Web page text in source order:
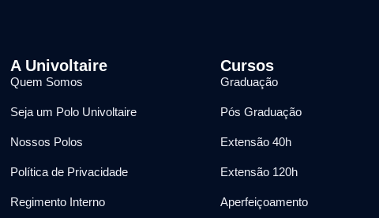
A Univoltaire
Quem Somos
Seja um Polo Univoltaire
Nossos Polos
Política de Privacidade
Regimento Interno
Cursos
Graduação
Pós Graduação
Extensão 40h
Extensão 120h
Aperfeiçoamento